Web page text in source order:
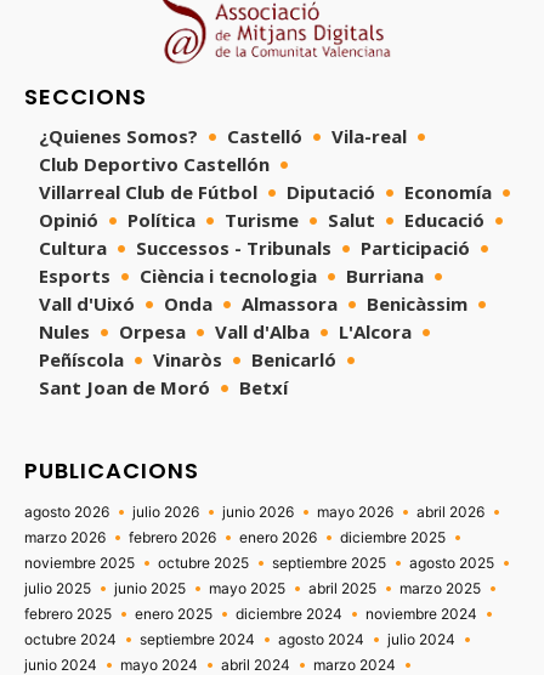
SECCIONS
¿Quienes Somos? Castelló
Vila-real
Club Deportivo Castellón
Villarreal Club de Fútbol
Diputació
Economía
Opinió
Política Turisme Salut
Educació
Cultura
Successos - Tribunals
Participació
Esports
Ciència i tecnologia
Burriana
Vall d'Uixó
Onda Almassora
Benicàssim
Nules
Orpesa Vall d'Alba
L'Alcora
Peñíscola
Vinaròs
Benicarló
Sant Joan de Moró
Betxí
PUBLICACIONS
agosto 2026 julio 2026 junio 2026 mayo 2026
abril 2026
marzo 2026
febrero 2026 enero 2026
diciembre 2025
noviembre 2025
octubre 2025 septiembre 2025
agosto 2025
julio 2025
junio 2025 mayo 2025 abril 2025
marzo 2025
febrero 2025
enero 2025 diciembre 2024
noviembre 2024
octubre 2024
septiembre 2024 agosto 2024
julio 2024
junio 2024
mayo 2024 abril 2024
marzo 2024